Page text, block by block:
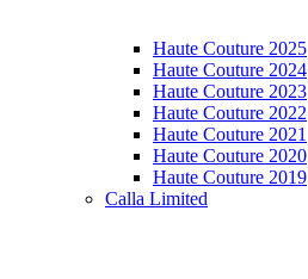
Haute Couture 2025
Haute Couture 2024
Haute Couture 2023
Haute Couture 2022
Haute Couture 2021
Haute Couture 2020
Haute Couture 2019
Calla Limited